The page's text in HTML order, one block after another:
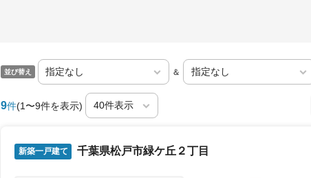
並び替え ＆
9件(1〜9件を表示)
新築一戸建て 千葉県松戸市緑ケ丘２丁目